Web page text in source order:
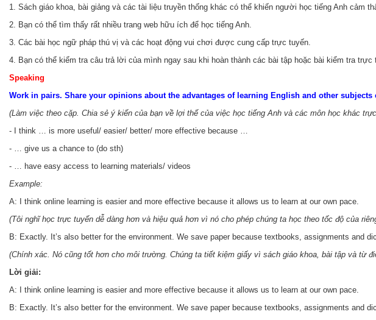
1. Sách giáo khoa, bài giảng và các tài liệu truyền thống khác có thể khiến người học tiếng Anh cảm
2. Bạn có thể tìm thấy rất nhiều trang web hữu ích để học tiếng Anh.
3. Các bài học ngữ pháp thú vị và các hoạt động vui chơi được cung cấp trực tuyến.
4. Bạn có thể kiểm tra câu trả lời của mình ngay sau khi hoàn thành các bài tập hoặc bài kiểm tra trực
Speaking
Work in pairs. Share your opinions about the advantages of learning English and other
(Làm việc theo cặp. Chia sẻ ý kiến của bạn về lợi thế của việc học tiếng Anh và các môn học khác
- I think … is more useful/ easier/ better/ more effective because …
- … give us a chance to (do sth)
- … have easy access to learning materials/ videos
Example:
A: I think online learning is easier and more effective because it allows us to learn at our own pace.
(Tôi nghĩ học trực tuyến dễ dàng hơn và hiệu quả hơn vì nó cho phép chúng ta học theo tốc độ của
B: Exactly. It’s also better for the environment. We save paper because textbooks, assignments and
(Chính xác. Nó cũng tốt hơn cho môi trường. Chúng ta tiết kiệm giấy vì sách giáo khoa, bài tập và từ
Lời giải:
A: I think online learning is easier and more effective because it allows us to learn at our own pace.
B: Exactly. It’s also better for the environment. We save paper because textbooks, assignments and